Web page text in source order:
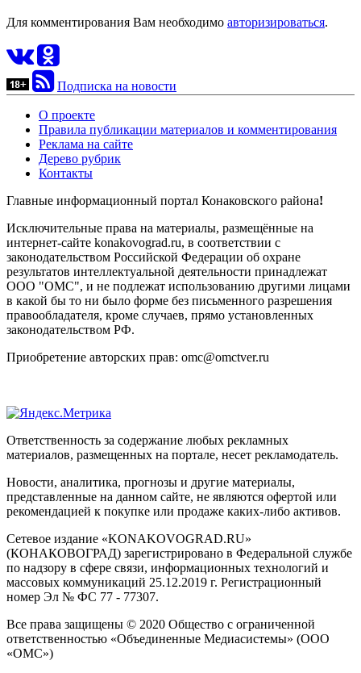
Для комментирования Вам необходимо авторизироваться.
Подписка на новости
О проекте
Правила публикации материалов и комментирования
Реклама на сайте
Дерево рубрик
Контакты
Главные информационный портал Конаковского района!
Исключительные права на материалы, размещённые на
интернет-сайте konakovograd.ru, в соответствии с
законодательством Российской Федерации об охране
результатов интеллектуальной деятельности принадлежат
ООО "ОМС", и не подлежат использованию другими лицами
в какой бы то ни было форме без письменного разрешения
правообладателя, кроме случаев, прямо установленных
законодательством РФ.
Приобретение авторских прав: omc@omctver.ru
Ответственность за содержание любых рекламных
материалов, размещенных на портале, несет рекламодатель.
Новости, аналитика, прогнозы и другие материалы,
представленные на данном сайте, не являются офертой или
рекомендацией к покупке или продаже каких-либо активов.
Сетевое издание «KONAKOVOGRAD.RU»
(КОНАКОВОГРАД) зарегистрировано в Федеральной службе
по надзору в сфере связи, информационных технологий и
массовых коммуникаций 25.12.2019 г. Регистрационный
номер Эл № ФС 77 - 77307.
Все права защищены © 2020 Общество с ограниченной
ответственностью «Объединенные Медиасистемы» (ООО
«ОМС»)